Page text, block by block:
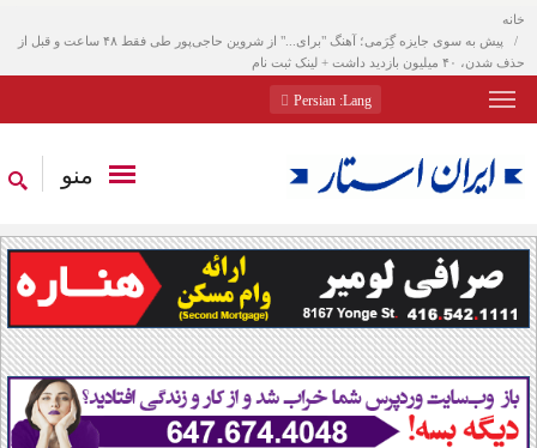
خانه
پیش به سوی جایزه گِرَمی؛ آهنگ "برای..." از شروین حاجی‌پور طی فقط ۴۸ ساعت و قبل از
حذف شدن، ۴۰ میلیون بازدید داشت + لینک ثبت نام
Lang
: Persian
منو